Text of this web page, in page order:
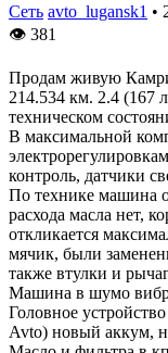
Сеть avto_lugansk1 •
👁 381
Продам живую Камри
214.534 км. 2.4 (167
техническом
В максимальной
контроль, датчики
По технике машина
расхода масла нет,
откликается
мячик, были
также втулки и
Машина в шумо
Головное
Avto) новый аккум,